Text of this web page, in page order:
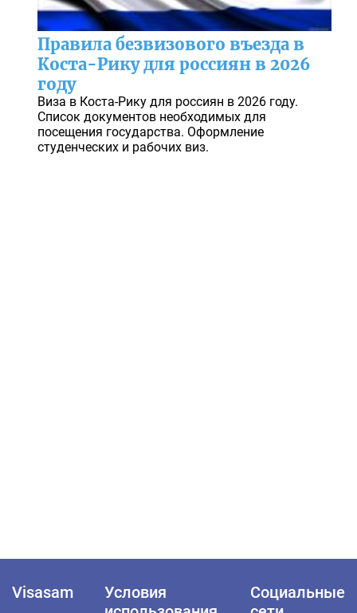
Правила безвизового въезда в
Коста-Рику для россиян в 2026
году
Виза в Коста-Рику для россиян в 2026 году.
Список документов необходимых для
посещения государства. Оформление
студенческих и рабочих виз.
Visasam
Условия
Социальные